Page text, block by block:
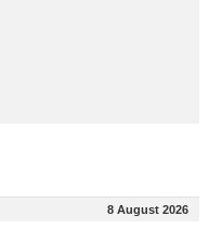
8 August 2026